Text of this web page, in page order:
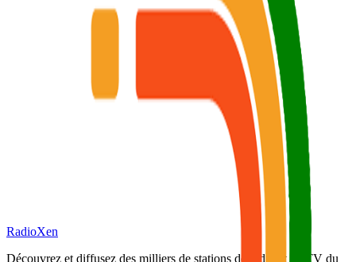
RadioXen
Découvrez et diffusez des milliers de stations de radio et de TV du